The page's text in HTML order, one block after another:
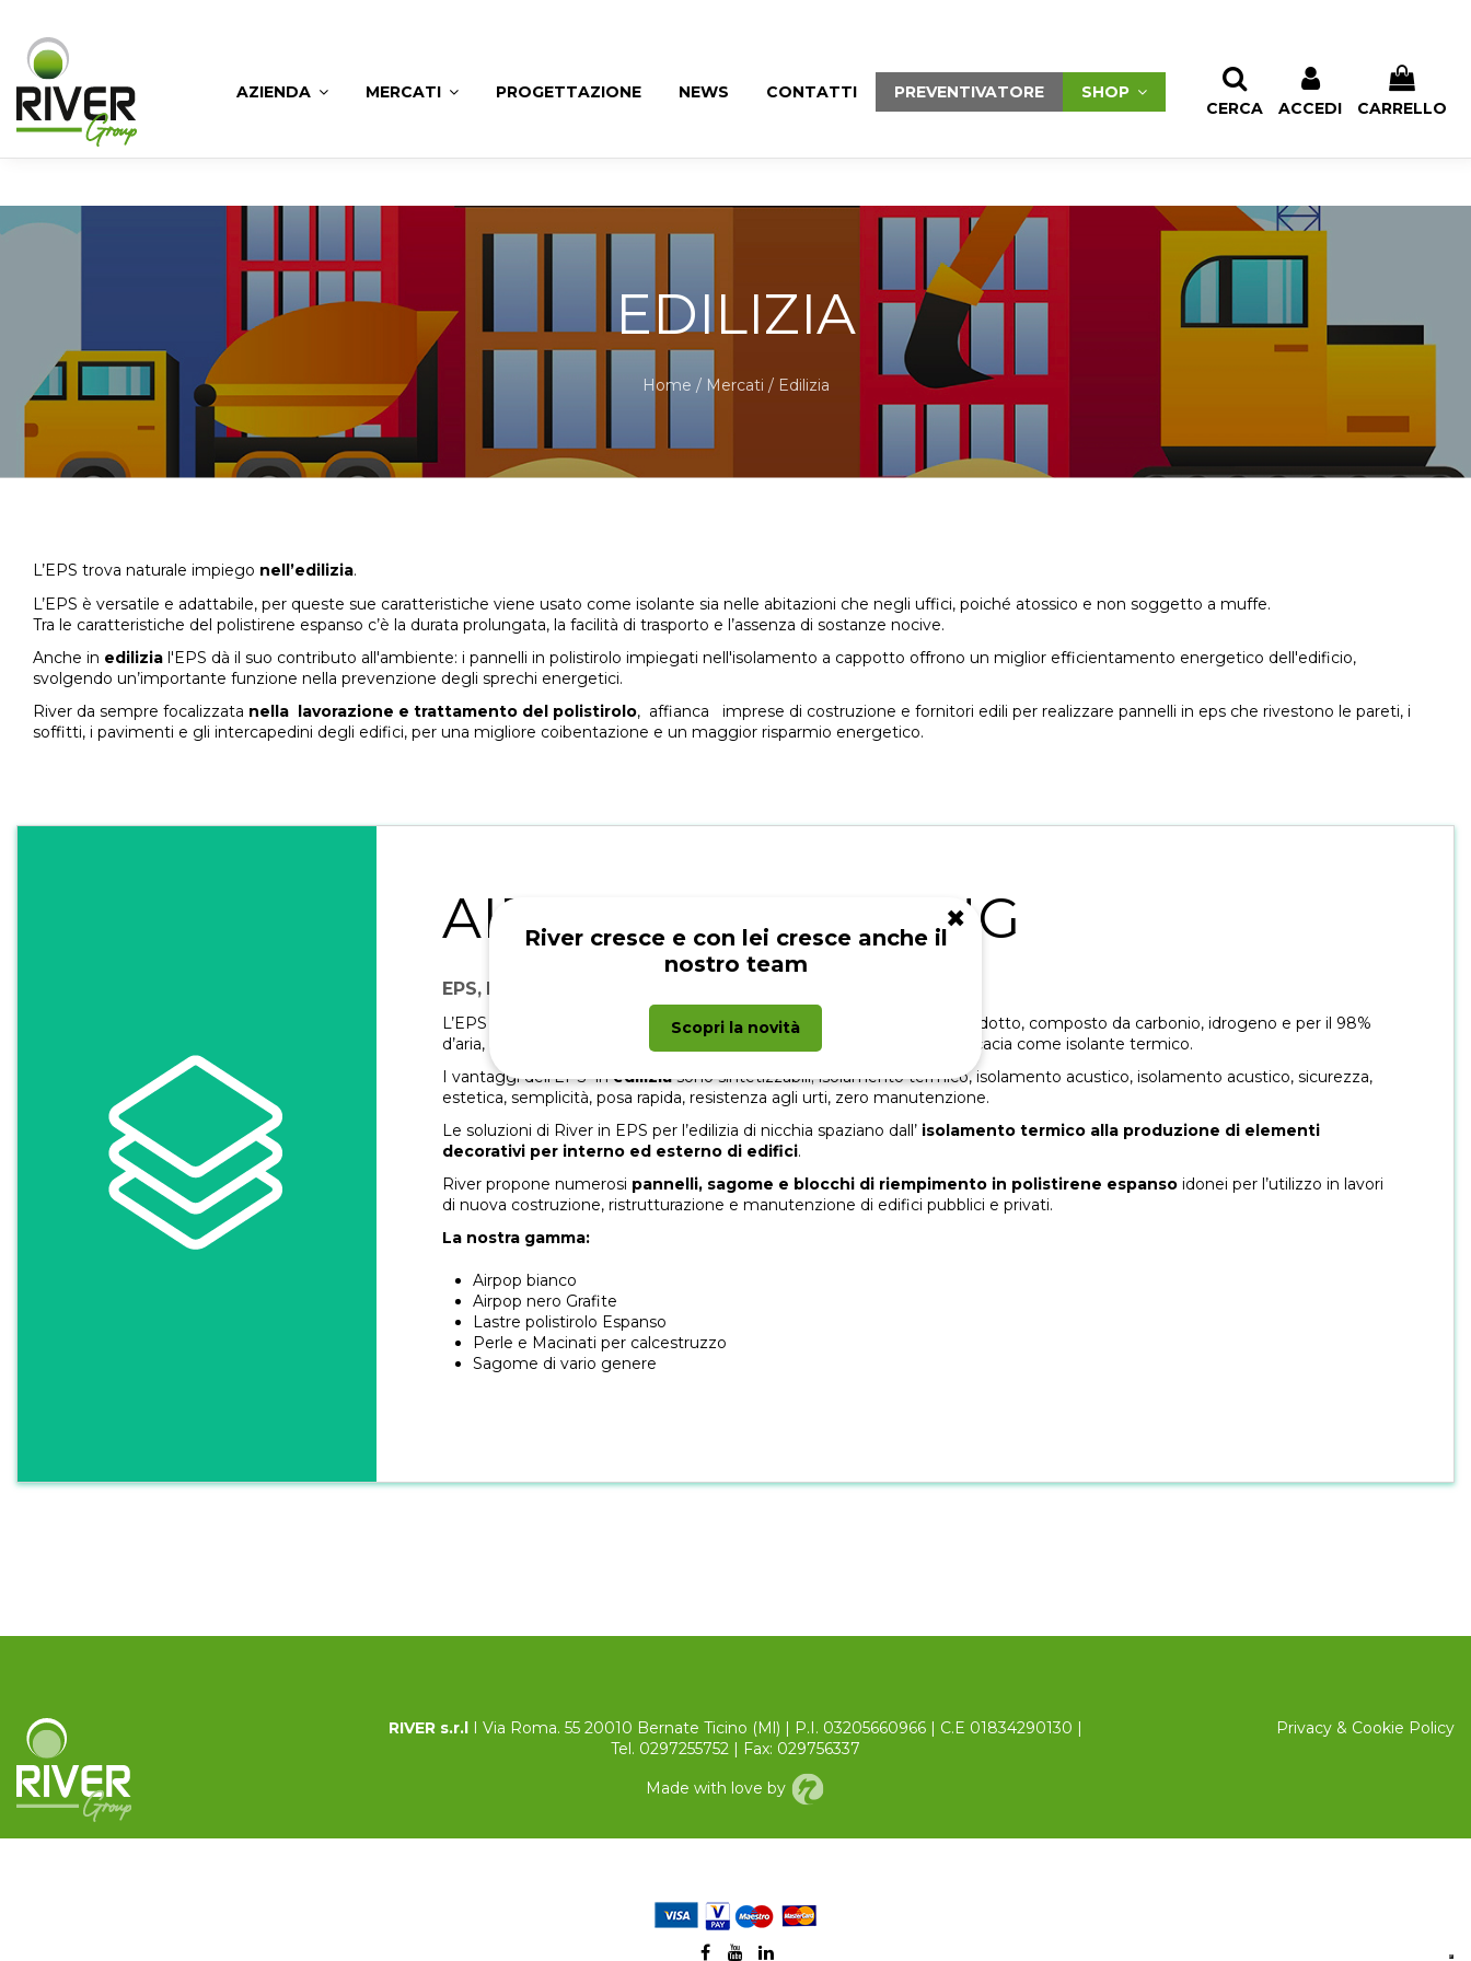
✖
River cresce e con lei cresce anche il
nostro team
Scopri la novità
AZIENDA MERCATI PROGETTAZIONE NEWS CONTATTI PREVENTIVATORE
SHOP
CERCA
ACCEDI CARRELLO
River Edilizia
EDILIZIA
Home / Mercati / Edilizia
L’EPS trova naturale impiego nell’edilizia.
L’EPS è versatile e adattabile, per queste sue caratteristiche viene usato come isolante sia nelle abitazioni che negli uffici, poiché atossico e non soggetto a muffe.
Tra le caratteristiche del polistirene espanso c’è la durata prolungata, la facilità di trasporto e l’assenza di sostanze nocive.
Anche in edilizia l'EPS dà il suo contributo all'ambiente: i pannelli in polistirolo impiegati nell'isolamento a cappotto offrono un miglior efficientamento energetico dell'edificio,
svolgendo un’importante funzione nella prevenzione degli sprechi energetici.
River da sempre focalizzata nella lavorazione e trattamento del polistirolo, affianca imprese di costruzione e fornitori edili per realizzare pannelli in eps che rivestono le pareti, i
soffitti, i pavimenti e gli intercapedini degli edifici, per una migliore coibentazione e un maggior risparmio energetico.
AIRPOP ® BUILDING
EPS, MATERIALE PER L’ISOLAMENTO
L’EPS (polistirene espanso sinterizzato) è un materiale rigido, di peso ridotto, composto da carbonio, idrogeno e per il 98%
d’aria, ha una conduttività termica ridotta conferendogli un’ottima efficacia come isolante termico.
I vantaggi dell’EPS inediliziasono sintetizzabili; isolamento termico, isolamento acustico, isolamento acustico, sicurezza,
estetica, semplicità, posa rapida, resistenza agli urti, zero manutenzione.
Le soluzioni di River in EPS per l’edilizia di nicchia spaziano dall’ isolamento termico alla produzione di elementi
decorativi per interno ed esterno di edifici.
River propone numerosi pannelli, sagome e blocchi di riempimento in polistirene espanso idonei per l’utilizzo in lavori
di nuova costruzione, ristrutturazione e manutenzione di edifici pubblici e privati.
La nostra gamma:
Airpop bianco
Airpop nero Grafite
Lastre polistirolo Espanso
Perle e Macinati per calcestruzzo
Sagome di vario genere
RIVER s.r.l I Via Roma. 55 20010 Bernate Ticino (Ml) | P.I. 03205660966 | C.E 01834290130 |
Tel. 0297255752 | Fax: 029756337
Made with love by
Privacy & Cookie Policy